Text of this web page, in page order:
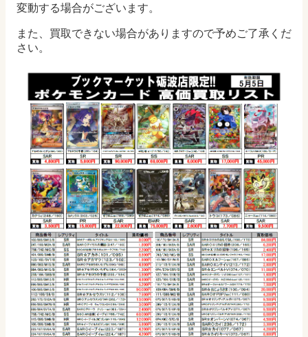
変動する場合がございます。
また、買取できない場合がありますので予めご了承くだ
さい。